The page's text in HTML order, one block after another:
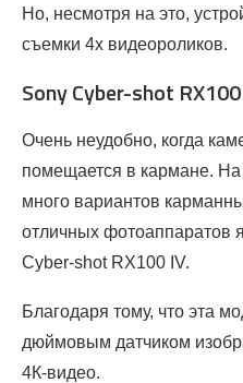
Но, несмотря на это,
съемки 4х видеороликов.
Sony Cyber-shot
Очень неудобно, когда
помещается в кармане.
много вариантов
отличных фотоаппаратов
Cyber-shot RX100 IV.
Благодаря тому, что эта
дюймовым датчиком
4К-видео.